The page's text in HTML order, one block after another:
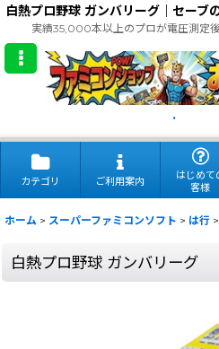
白熱プロ野球 ガンバリーグ｜セーブ
実績35,000本以上のプロが電圧測定
.
カテゴリ ご利用案内
はじめて
客様
ホーム > スーパーファミコンソフト > は行 >
白熱プロ野球 ガンバリーグ